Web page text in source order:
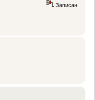
Записан